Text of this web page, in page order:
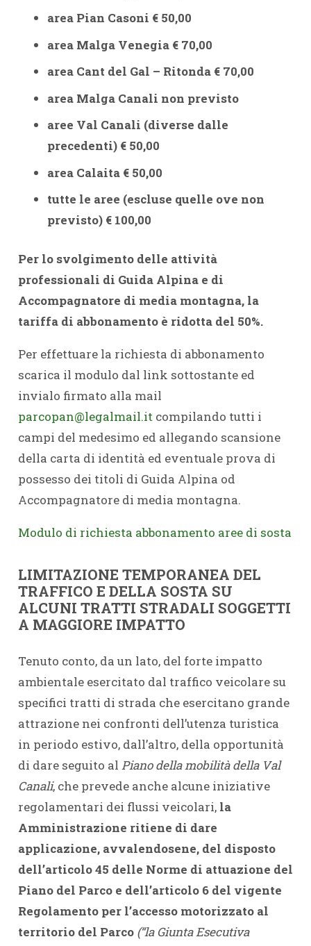
area Pian Casoni € 50,00
area Malga Venegia € 70,00
area Cant del Gal – Ritonda € 70,00
area Malga Canali non previsto
aree Val Canali (diverse dalle
precedenti) € 50,00
area Calaita € 50,00
tutte le aree (escluse quelle ove non
previsto) € 100,00
Per lo svolgimento delle attività
professionali di Guida Alpina e di
Accompagnatore di media montagna, la
tariffa di abbonamento è ridotta del 50%.
Per effettuare la richiesta di abbonamento
scarica il modulo dal link sottostante ed
invialo firmato alla mail
parcopan@legalmail.it compilando tutti i
campi del medesimo ed allegando scansione
della carta di identità ed eventuale prova di
possesso dei titoli di Guida Alpina od
Accompagnatore di media montagna.
Modulo di richiesta abbonamento aree di sosta
LIMITAZIONE TEMPORANEA DEL
TRAFFICO E DELLA SOSTA SU
ALCUNI TRATTI STRADALI SOGGETTI
A MAGGIORE IMPATTO
Tenuto conto, da un lato, del forte impatto
ambientale esercitato dal traffico veicolare su
specifici tratti di strada che esercitano grande
attrazione nei confronti dell’utenza turistica
in periodo estivo, dall’altro, della opportunità
di dare seguito al Piano della mobilità della Val
Canali, che prevede anche alcune iniziative
regolamentari dei flussi veicolari, la
Amministrazione ritiene di dare
applicazione, avvalendosene, del disposto
dell’articolo 45 delle Norme di attuazione del
Piano del Parco e dell’articolo 6 del vigente
Regolamento per l’accesso motorizzato al
territorio del Parco (“la Giunta Esecutiva